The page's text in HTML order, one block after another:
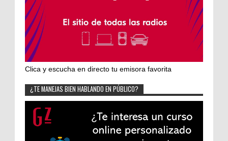
Clica y escucha en directo tu emisora favorita
¿TE MANEJAS BIEN HABLANDO EN PÚBLICO?